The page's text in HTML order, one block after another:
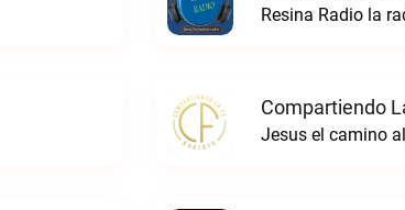
Resina Radio la
Compartiendo
Jesus el camino